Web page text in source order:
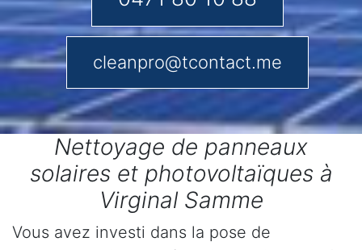
cleanpro@tcontact.me
Nettoyage de panneaux
solaires et photovoltaïques à
Virginal Samme
Vous avez investi dans la pose de